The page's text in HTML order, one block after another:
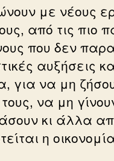
με νέους
από τις πιο
που δεν
αυξήσεις
για να μη
να μη
κι άλλα
η